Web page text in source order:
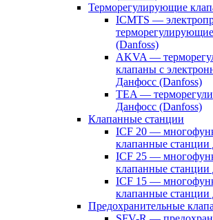
Терморегулирующие
ICMTS —
(Danfoss)
AKVA —
клапаны с
Данфосс (Danfoss)
TEA —
Данфосс (Danfoss)
Клапанные станции
ICF 20 —
клапанные
ICF 25 —
клапанные
ICF 15 —
клапанные
Предохранительные